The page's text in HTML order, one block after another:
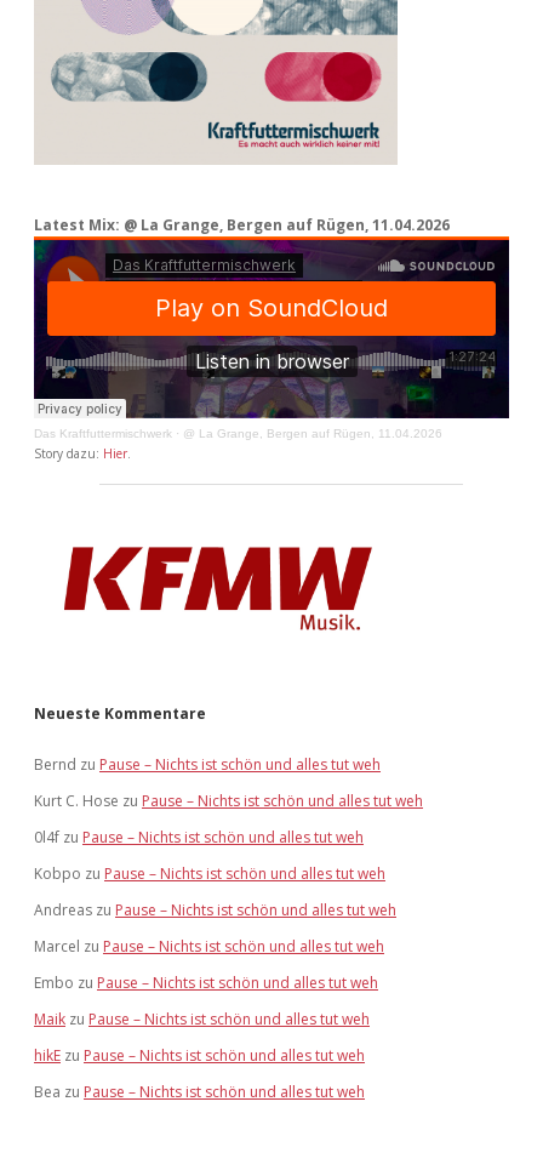
Latest Mix: @ La Grange, Bergen auf Rügen, 11.04.2026
Das Kraftfuttermischwerk · @ La Grange, Bergen auf Rügen, 11.04.2026
Story dazu: Hier
Neueste Kommentare
Bernd zu Pause – Nichts ist schön und alles tut weh
Kurt C. Hose zu Pause – Nichts ist schön und alles tut weh
0l4f zu Pause – Nichts ist schön und alles tut weh
Kobpo zu Pause – Nichts ist schön und alles tut weh
Andreas zu Pause – Nichts ist schön und alles tut weh
Marcel zu Pause – Nichts ist schön und alles tut weh
Embo zu Pause – Nichts ist schön und alles tut weh
Maik zu Pause – Nichts ist schön und alles tut weh
hikE zu Pause – Nichts ist schön und alles tut weh
Bea zu Pause – Nichts ist schön und alles tut weh